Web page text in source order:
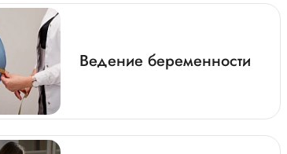
Ведение беременности